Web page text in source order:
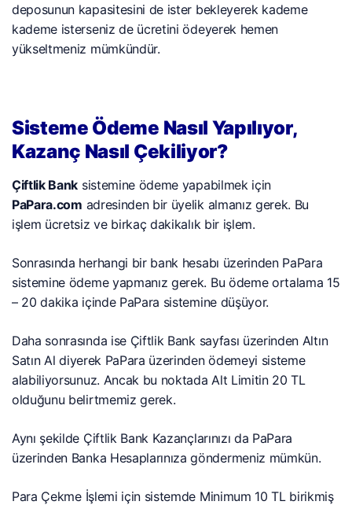
deposunun kapasitesini de ister bekleyerek kademe
kademe isterseniz de ücretini ödeyerek hemen
yükseltmeniz mümkündür.
Sisteme Ödeme Nasıl Yapılıyor,
Kazanç Nasıl Çekiliyor?
Çiftlik Bank sistemine ödeme yapabilmek için
PaPara.com adresinden bir üyelik almanız gerek. Bu
işlem ücretsiz ve birkaç dakikalık bir işlem.
Sonrasında herhangi bir bank hesabı üzerinden PaPara
sistemine ödeme yapmanız gerek. Bu ödeme ortalama 15
– 20 dakika içinde PaPara sistemine düşüyor.
Daha sonrasında ise Çiftlik Bank sayfası üzerinden Altın
Satın Al diyerek PaPara üzerinden ödemeyi sisteme
alabiliyorsunuz. Ancak bu noktada Alt Limitin 20 TL
olduğunu belirtmemiz gerek.
Aynı şekilde Çiftlik Bank Kazançlarınızı da PaPara
üzerinden Banka Hesaplarınıza göndermeniz mümkün.
Para Çekme İşlemi için sistemde Minimum 10 TL birikmiş